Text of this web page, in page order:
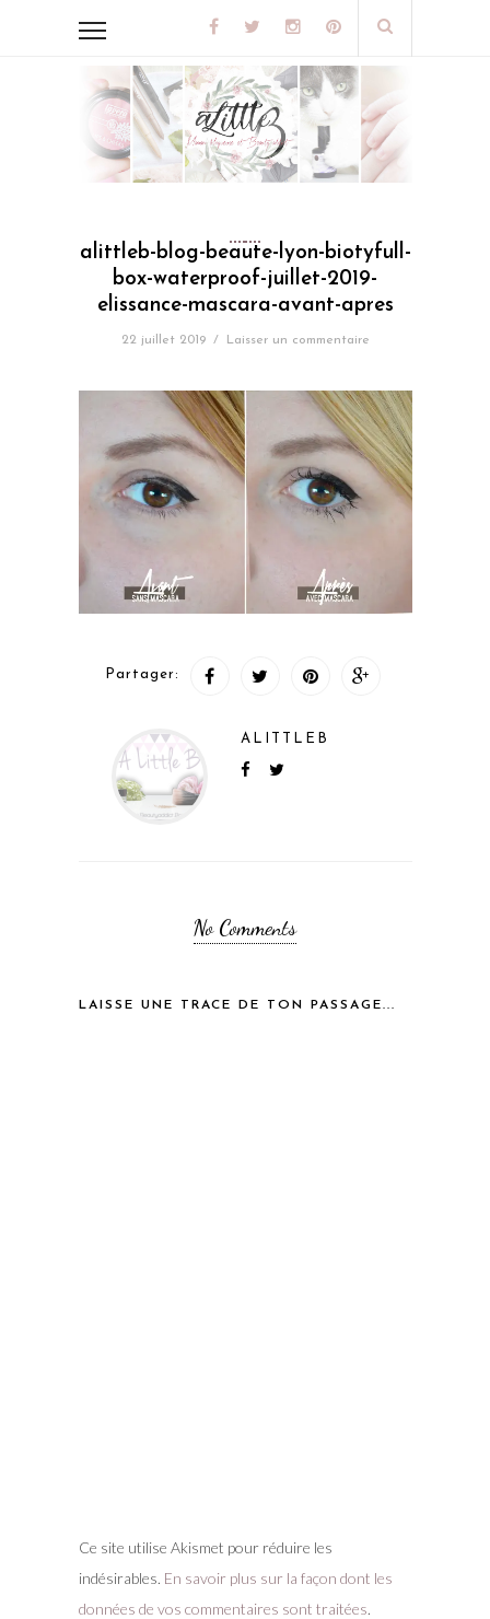
alittleb-blog-beaute-lyon-biotyfull-
box-waterproof-juillet-2019-
elissance-mascara-avant-apres
22 juillet 2019 / Laisser un commentaire
Partager:
ALITTLEB
No Comments
LAISSE UNE TRACE DE TON PASSAGE...
Ce site utilise Akismet pour réduire les
indésirables. En savoir plus sur la façon dont les
données de vos commentaires sont traitées.